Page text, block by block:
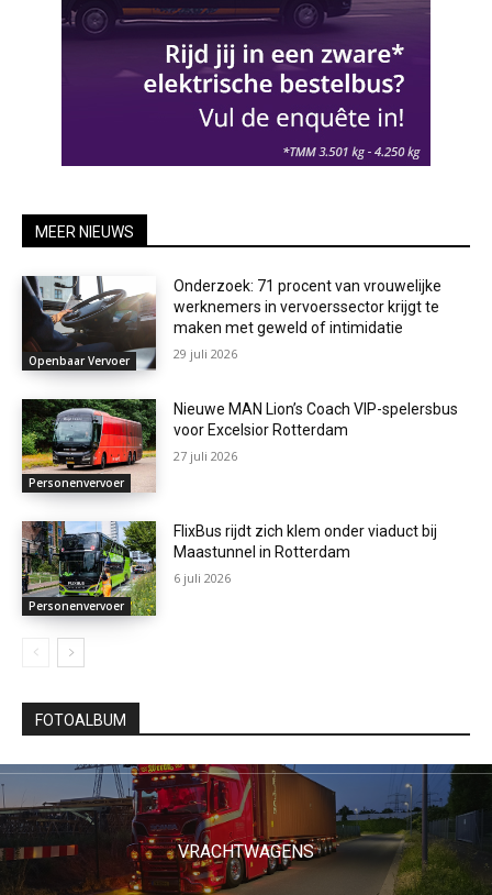
MEER NIEUWS
Openbaar Vervoer
Onderzoek: 71 procent van vrouwelijke
werknemers in vervoerssector krijgt te
maken met geweld of intimidatie
29 juli 2026
Personenvervoer
Nieuwe MAN Lion’s Coach VIP-spelersbus
voor Excelsior Rotterdam
27 juli 2026
Personenvervoer
FlixBus rijdt zich klem onder viaduct bij
Maastunnel in Rotterdam
6 juli 2026
FOTOALBUM
VRACHTWAGENS